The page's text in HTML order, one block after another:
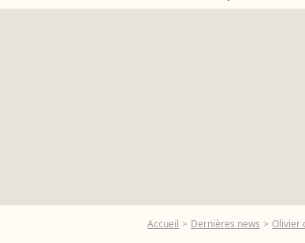
Accueil Dernières news Olivier